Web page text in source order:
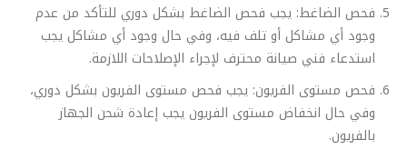
فحص الضاغط: يجب فحص الضاغط بشكل دوري للتأكد من عدم
وجود أي مشاكل أو تلف فيه، وفي حال وجود أي مشاكل يجب
استدعاء فني صيانة محترف لإجراء الإصلاحات اللازمة.
فحص مستوى الفريون: يجب فحص مستوى الفريون بشكل دوري،
وفي حال انخفاض مستوى الفريون يجب إعادة شحن الجهاز
بالفريون.